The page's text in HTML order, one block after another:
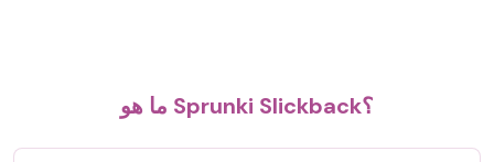
ما هو Sprunki Slickback؟